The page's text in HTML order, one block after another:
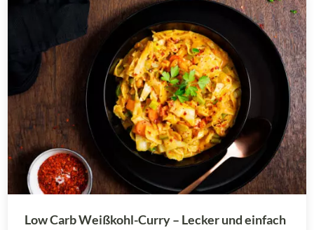
Low Carb Weißkohl-Curry – Lecker und einfach